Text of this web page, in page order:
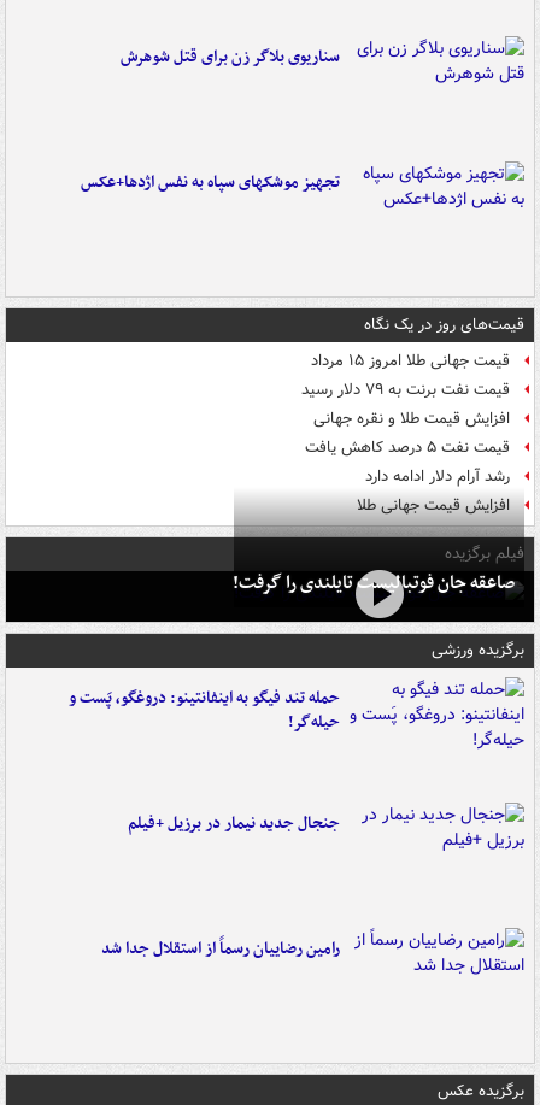
سناریوی بلاگر زن برای قتل شوهرش
تجهیز موشکهای سپاه به نفس اژدها+عکس
قیمت‌های روز در یک نگاه
قیمت جهانی طلا امروز ۱۵ مرداد
قیمت نفت برنت به ۷۹ دلار رسید
افزایش قیمت طلا و نقره جهانی
قیمت نفت ۵ درصد کاهش یافت
رشد آرام دلار ادامه دارد
افزایش قیمت جهانی طلا
فیلم برگزیده
صاعقه جان فوتبالیست تایلندی را گرفت!
برگزیده ورزشی
حمله تند فیگو به اینفانتینو: دروغگو، پَست‌ و
حیله‌گر!
جنجال جدید نیمار در برزیل +فیلم
رامین رضاییان رسماً از استقلال جدا شد
برگزیده عکس